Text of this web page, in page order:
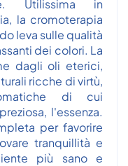
Utilissima in
la cromoterapia
leva sulle qualità
dei colori. La
dagli oli eterici,
ricche di virtù,
di cui
l'essenza.
per favorire
tranquillità e
più sano e